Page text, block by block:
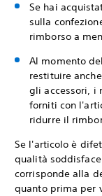
Se hai
sulla
rimborso a
Al momento
restituire
gli accessori, i
forniti con
ridurre il
Se l'articolo è
qualità
corrisponde alla
quanto prima per